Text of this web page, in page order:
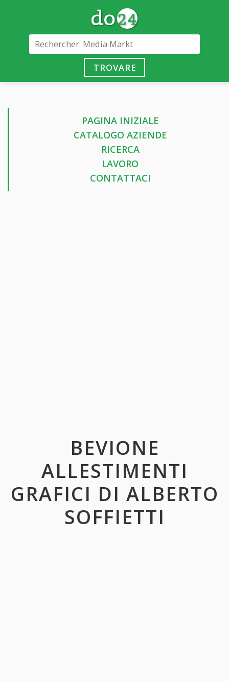
TROVARE
PAGINA INIZIALE
CATALOGO AZIENDE
RICERCA
LAVORO
CONTATTACI
BEVIONE
ALLESTIMENTI
GRAFICI DI ALBERTO
SOFFIETTI